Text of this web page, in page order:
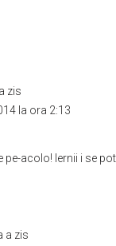
a zis
la ora 2:13
pe-acolo! Iernii i se
a zis